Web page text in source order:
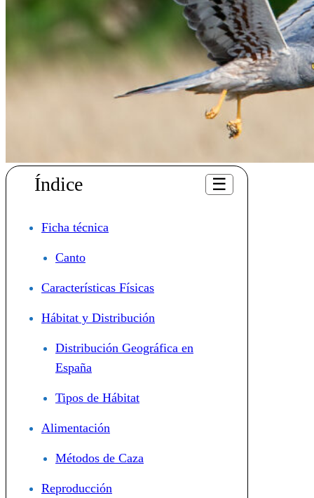
Índice ☰
Ficha técnica
Canto
Características Físicas
Hábitat y Distribución
Distribución Geográfica en
España
Tipos de Hábitat
Alimentación
Métodos de Caza
Reproducción